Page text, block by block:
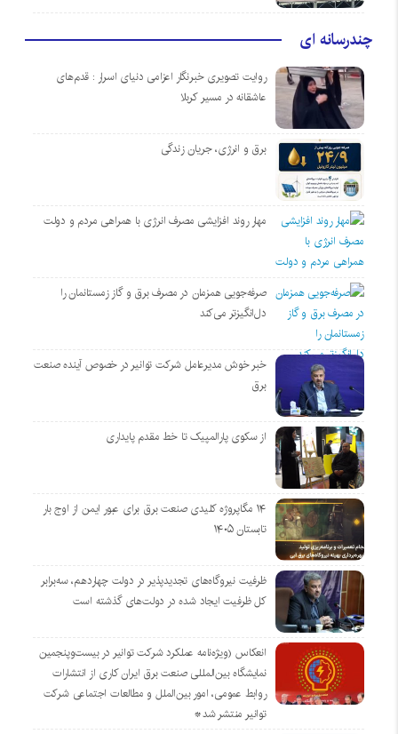
چندرسانه ای
روایت تصویری خبرنگار اعزامی دنیای اسرار : قدم‌های
عاشقانه در مسیر کربلا
برق و انرژی، جریان زندگی
مهار روند افزایشی مصرف انرژی با همراهی مردم و دولت
صرفه‌جویی همزمان در مصرف برق و گاز زمستانمان را
دل‌انگیزتر می‌کند
خبر خوش مدیرعامل شرکت توانیر در خصوص آینده صنعت
برق
از سکوی پارالمپیک تا خط مقدم پایداری
۱۴ مگاپروژه‌ کلیدی صنعت برق برای عبور ایمن از اوج بار
تابستان ۱۴۰۵
ظرفیت نیروگاه‌های تجدیدپذیر در دولت چهاردهم، سه‌برابر
کل ظرفیت ایجاد شده در دولت‌های گذشته است
انعکاس (ویژه‌نامه عملکرد شرکت توانیر در بیست‌وپنجمین
نمایشگاه بین‌المللی صنعت برق ایران کاری از انتشارات
روابط عمومی، امور بین‌الملل و مطالعات اجتماعی شرکت
توانیر منتشر شد*